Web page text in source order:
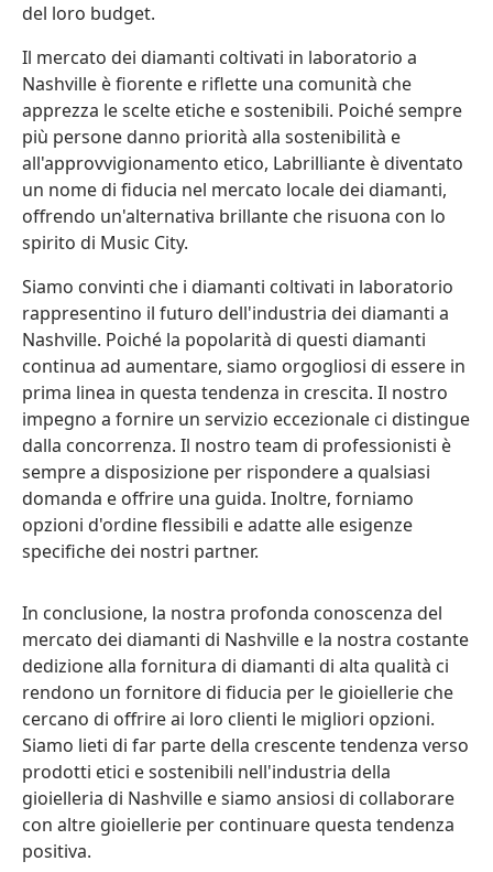
del loro budget.
Il mercato dei diamanti coltivati in laboratorio a
Nashville è fiorente e riflette una comunità che
apprezza le scelte etiche e sostenibili. Poiché sempre
più persone danno priorità alla sostenibilità e
all'approvvigionamento etico, Labrilliante è diventato
un nome di fiducia nel mercato locale dei diamanti,
offrendo un'alternativa brillante che risuona con lo
spirito di Music City.
Siamo convinti che i diamanti coltivati in laboratorio
rappresentino il futuro dell'industria dei diamanti a
Nashville. Poiché la popolarità di questi diamanti
continua ad aumentare, siamo orgogliosi di essere in
prima linea in questa tendenza in crescita. Il nostro
impegno a fornire un servizio eccezionale ci distingue
dalla concorrenza. Il nostro team di professionisti è
sempre a disposizione per rispondere a qualsiasi
domanda e offrire una guida. Inoltre, forniamo
opzioni d'ordine flessibili e adatte alle esigenze
specifiche dei nostri partner.
In conclusione, la nostra profonda conoscenza del
mercato dei diamanti di Nashville e la nostra costante
dedizione alla fornitura di diamanti di alta qualità ci
rendono un fornitore di fiducia per le gioiellerie che
cercano di offrire ai loro clienti le migliori opzioni.
Siamo lieti di far parte della crescente tendenza verso
prodotti etici e sostenibili nell'industria della
gioielleria di Nashville e siamo ansiosi di collaborare
con altre gioiellerie per continuare questa tendenza
positiva.